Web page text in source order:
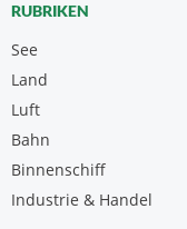
RUBRIKEN
See
Land
Luft
Bahn
Binnenschiff
Industrie & Handel